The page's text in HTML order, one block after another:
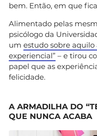
bem. Então, em que
Alimentado pelas
psicólogo da
um estudo sobre
experiencial” – e tirou
papel que as
felicidade.
A ARMADILHA DO
QUE NUNCA ACABA